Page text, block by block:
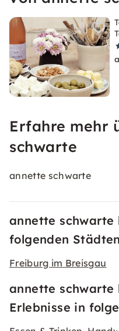
Erfahre mehr
schwarte
annette schwarte
annette schwarte
folgenden
Freiburg im Breisgau
annette schwarte
Erlebnisse in